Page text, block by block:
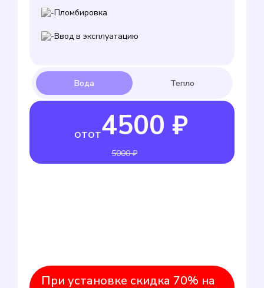
Пломбировка
Ввод в эксплуатацию
отот4500 ₽
5000 ₽
При установке скидка 70% на